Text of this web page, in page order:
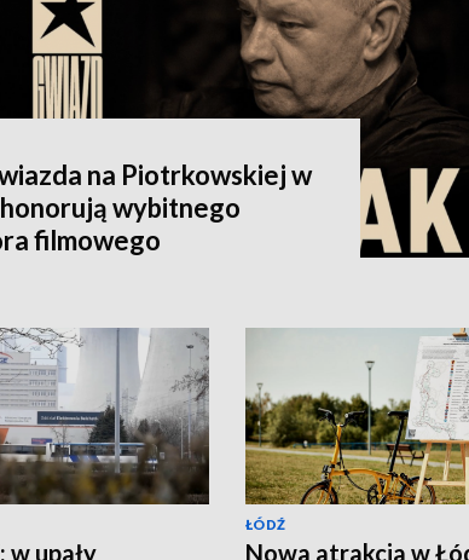
na Piotrkowskiej w
wybitnego
filmowego
w upały
ŁÓDŹ
Nowa atrakcja w